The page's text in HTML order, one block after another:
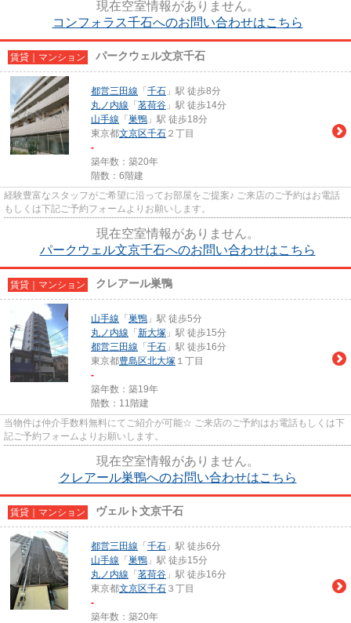
現在空室情報がありません。
コンフォラス千石へのお問い合わせはこちら
賃貸｜マンション パークウェル文京千石
都営三田線 「 千石 」駅 徒歩8分
丸ノ内線 「 茗荷谷 」駅 徒歩14分
山手線 「 巣鴨 」駅 徒歩18分
東京都文京区千石 ２丁目
-
築年数：築20年
階数：6階建
経験豊富なスタッフがご希望に沿ってお部屋をご提案♪ ご来店のご予約はお電話
もしくは下記ご予約フォームよりお願いします。
現在空室情報がありません。
パークウェル文京千石へのお問い合わせはこちら
賃貸｜マンション クレアール巣鴨
山手線 「 巣鴨 」駅 徒歩5分
丸ノ内線 「 新大塚 」駅 徒歩15分
都営三田線 「 千石 」駅 徒歩16分
東京都豊島区北大塚 １丁目
-
築年数：築19年
階数：11階建
当物件は仲介手数料無料にてご紹介が可能☆ ご来店のご予約はお電話もしくは下
記ご予約フォームよりお願いします。
現在空室情報がありません。
クレアール巣鴨へのお問い合わせはこちら
賃貸｜マンション ヴェルト文京千石
都営三田線 「 千石 」駅 徒歩6分
山手線 「 巣鴨 」駅 徒歩15分
丸ノ内線 「 茗荷谷 」駅 徒歩16分
東京都文京区千石 ３丁目
-
築年数：築20年